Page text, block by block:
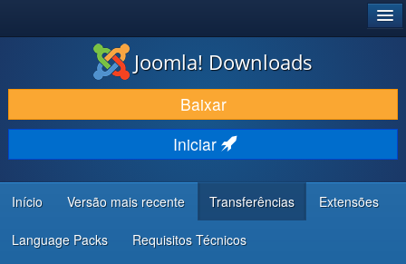
BAIXAR E APRIMORAR
DESCUBRA & APRENDA
COMUNIDADE & SUPORTE
RECURSOS PARA DESENVOLVEDORES
Joomla! Downloads
Baixar
Iniciar
Início Versão mais recente Transferências Extensões
Language Packs Requisitos Técnicos